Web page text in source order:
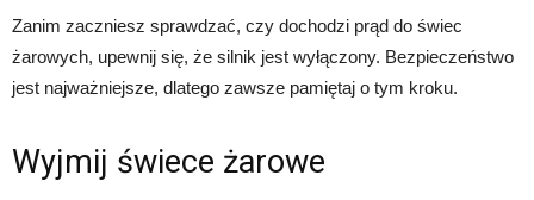
Zanim zaczniesz sprawdzać, czy dochodzi prąd do świec
żarowych, upewnij się, że silnik jest wyłączony. Bezpieczeństwo
jest najważniejsze, dlatego zawsze pamiętaj o tym kroku.
Wyjmij świece żarowe